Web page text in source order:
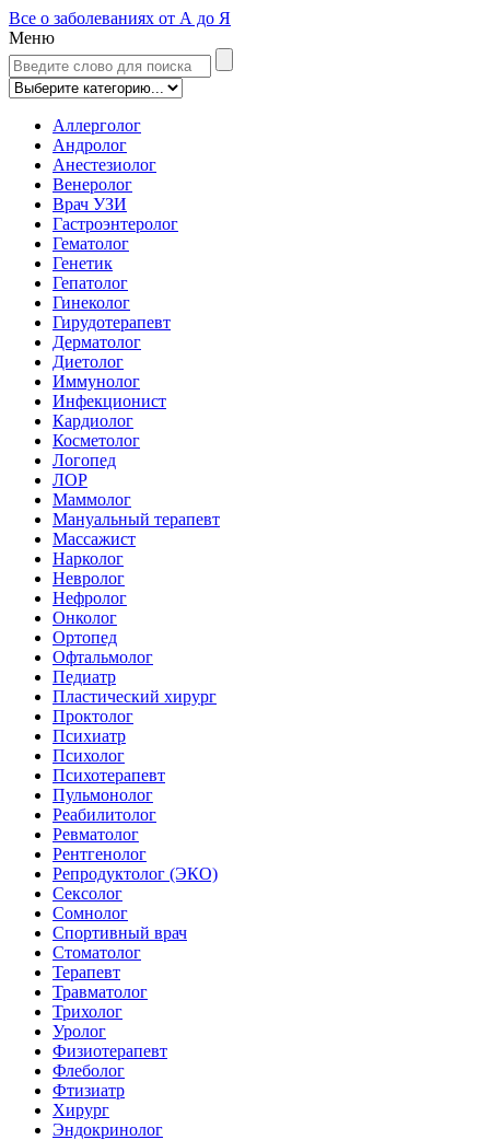
Все о заболеваниях от А до Я
Меню
Аллерголог
Андролог
Анестезиолог
Венеролог
Врач УЗИ
Гастроэнтеролог
Гематолог
Генетик
Гепатолог
Гинеколог
Гирудотерапевт
Дерматолог
Диетолог
Иммунолог
Инфекционист
Кардиолог
Косметолог
Логопед
ЛОР
Маммолог
Мануальный терапевт
Массажист
Нарколог
Невролог
Нефролог
Онколог
Ортопед
Офтальмолог
Педиатр
Пластический хирург
Проктолог
Психиатр
Психолог
Психотерапевт
Пульмонолог
Реабилитолог
Ревматолог
Рентгенолог
Репродуктолог (ЭКО)
Сексолог
Сомнолог
Спортивный врач
Стоматолог
Терапевт
Травматолог
Трихолог
Уролог
Физиотерапевт
Флеболог
Фтизиатр
Хирург
Эндокринолог